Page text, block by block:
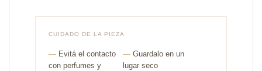
CUIDADO DE LA PIEZA
— Evitá el contacto
con perfumes y
—Guardalo en un
lugar seco